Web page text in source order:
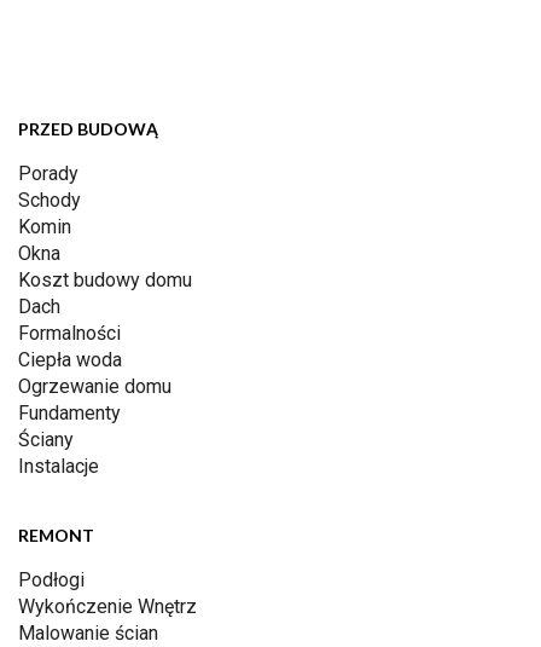
PRZED BUDOWĄ
Porady
Schody
Komin
Okna
Koszt budowy domu
Dach
Formalności
Ciepła woda
Ogrzewanie domu
Fundamenty
Ściany
Instalacje
REMONT
Podłogi
Wykończenie Wnętrz
Malowanie ścian